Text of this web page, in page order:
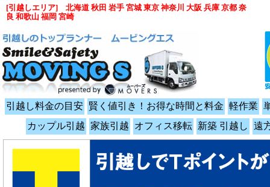
引越し料金の目安 賢く値引き！お得な時間と料金 軽作業
カップル引越 家族引越 オフィス移転 新築 引越し 遠
[引越しエリア] 北海道 秋田 岩手 宮城 東京 神奈川 大阪 兵庫 京都 奈
良 和歌山 福岡 宮崎